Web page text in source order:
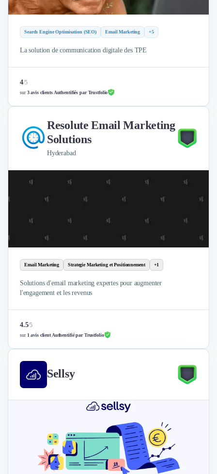
Search Engine Optimisation (SEO) Email Marketing +5
La solution de communication digitale des TPE
4/5
sur3 avis clients Authentifiés par Trustfolio
Resolute Email Marketing
Solutions
Hyderabad
Email Marketing Strategie Marketing et Positionnement +1
Solutions d'email marketing expertes pour augmenter
l'engagement et les revenus
4.5/5
sur 1 avis client Authentifié par Trustfolio
Sellsy